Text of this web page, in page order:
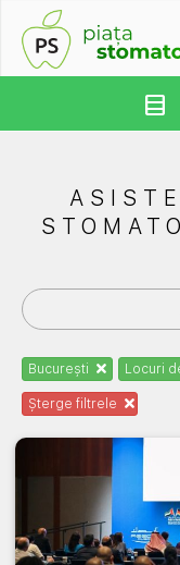
table_rows
Anunțuri
București Locuri
Șterge filtrele